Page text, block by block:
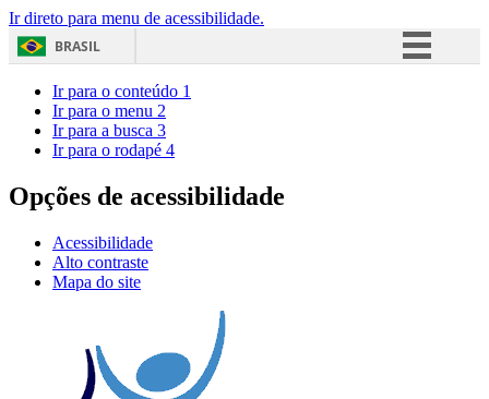
Ir direto para menu de acessibilidade.
BRASIL
Acesso à informação
Ir para o conteúdo 1
Ir para o menu 2
Ir para a busca 3
Ir para o rodapé 4
Opções de acessibilidade
Acessibilidade
Alto contraste
Mapa do site